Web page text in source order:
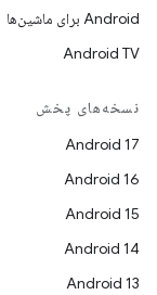
Android برای ماشین‌ها
Android TV
نسخه‌های پخش
Android 17
Android 16
Android 15
Android 14
Android 13